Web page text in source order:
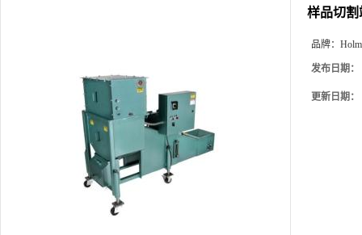
样品切割
品牌：
发布日期：
更新日期：